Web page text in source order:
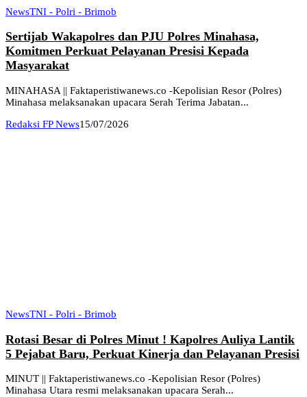
NewsTNI - Polri - Brimob
Sertijab Wakapolres dan PJU Polres Minahasa,
Komitmen Perkuat Pelayanan Presisi Kepada
Masyarakat
MINAHASA || Faktaperistiwanews.co -Kepolisian Resor (Polres)
Minahasa melaksanakan upacara Serah Terima Jabatan...
Redaksi FP News15/07/2026
NewsTNI - Polri - Brimob
Rotasi Besar di Polres Minut ! Kapolres Auliya Lantik
5 Pejabat Baru, Perkuat Kinerja dan Pelayanan Presisi
MINUT || Faktaperistiwanews.co -Kepolisian Resor (Polres)
Minahasa Utara resmi melaksanakan upacara Serah...